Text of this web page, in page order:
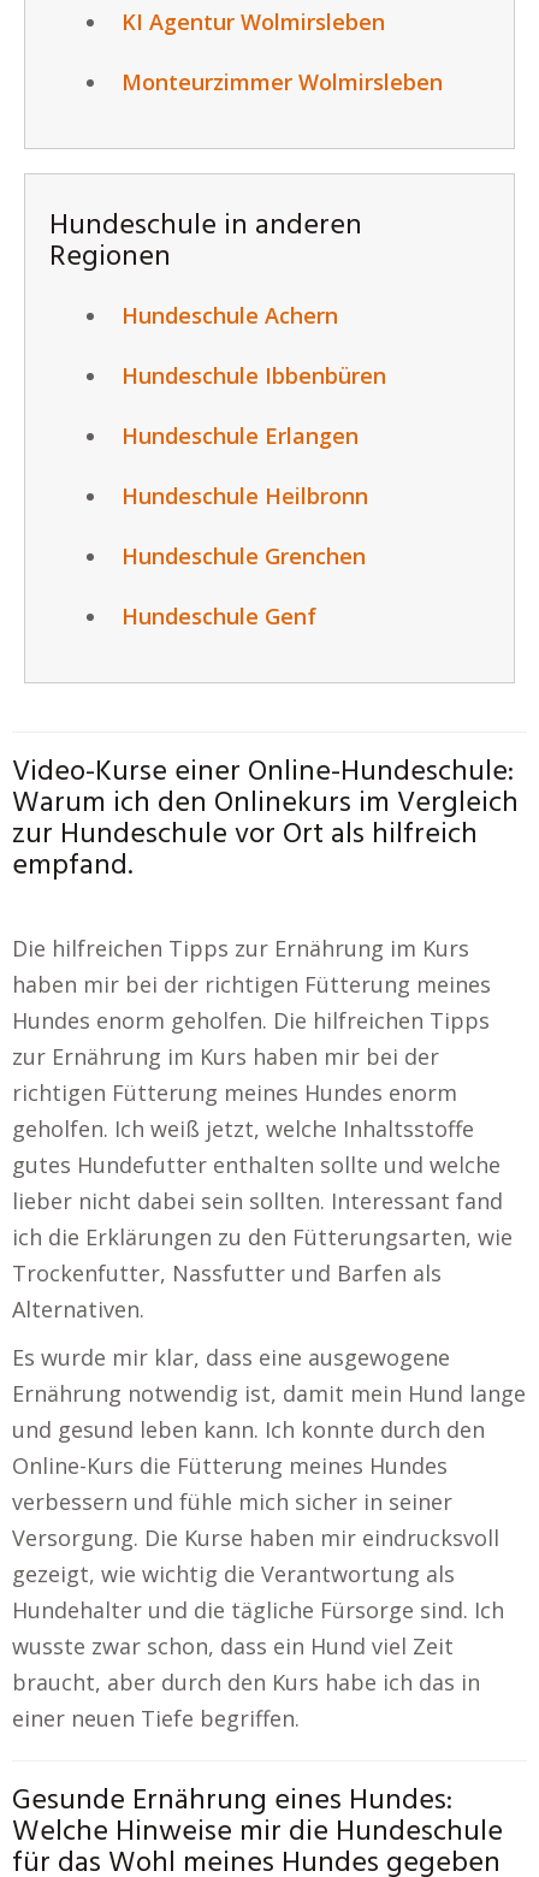
KI Agentur Wolmirsleben
Monteurzimmer Wolmirsleben
Hundeschule in anderen
Regionen
Hundeschule Achern
Hundeschule Ibbenbüren
Hundeschule Erlangen
Hundeschule Heilbronn
Hundeschule Grenchen
Hundeschule Genf
Video-Kurse einer Online-Hundeschule:
Warum ich den Onlinekurs im Vergleich
zur Hundeschule vor Ort als hilfreich
empfand.
Die hilfreichen Tipps zur Ernährung im Kurs
haben mir bei der richtigen Fütterung meines
Hundes enorm geholfen. Die hilfreichen Tipps
zur Ernährung im Kurs haben mir bei der
richtigen Fütterung meines Hundes enorm
geholfen. Ich weiß jetzt, welche Inhaltsstoffe
gutes Hundefutter enthalten sollte und welche
lieber nicht dabei sein sollten. Interessant fand
ich die Erklärungen zu den Fütterungsarten, wie
Trockenfutter, Nassfutter und Barfen als
Alternativen.
Es wurde mir klar, dass eine ausgewogene
Ernährung notwendig ist, damit mein Hund lange
und gesund leben kann. Ich konnte durch den
Online-Kurs die Fütterung meines Hundes
verbessern und fühle mich sicher in seiner
Versorgung. Die Kurse haben mir eindrucksvoll
gezeigt, wie wichtig die Verantwortung als
Hundehalter und die tägliche Fürsorge sind. Ich
wusste zwar schon, dass ein Hund viel Zeit
braucht, aber durch den Kurs habe ich das in
einer neuen Tiefe begriffen.
Gesunde Ernährung eines Hundes:
Welche Hinweise mir die Hundeschule
für das Wohl meines Hundes gegeben